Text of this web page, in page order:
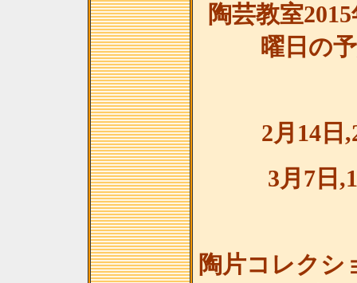
陶芸教室
曜日の
2月14日
3月7日
陶片コレクシ